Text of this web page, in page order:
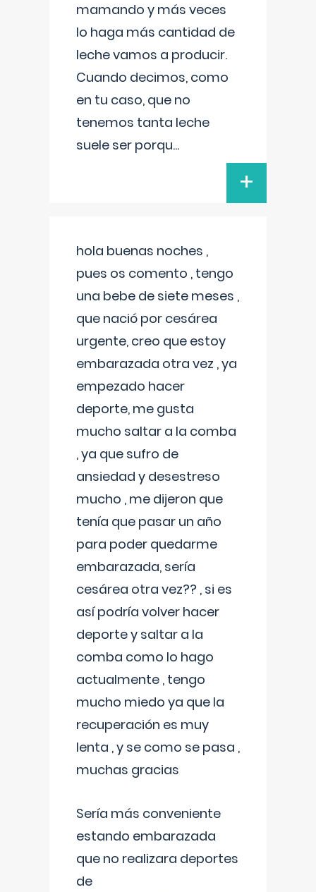
mamando y más veces
lo haga más cantidad de
leche vamos a producir.
Cuando decimos, como
en tu caso, que no
tenemos tanta leche
suele ser porqu...
+
hola buenas noches ,
pues os comento , tengo
una bebe de siete meses ,
que nació por cesárea
urgente, creo que estoy
embarazada otra vez , ya
empezado hacer
deporte, me gusta
mucho saltar a la comba
, ya que sufro de
ansiedad y desestreso
mucho , me dijeron que
tenía que pasar un año
para poder quedarme
embarazada, sería
cesárea otra vez?? , si es
así podría volver hacer
deporte y saltar a la
comba como lo hago
actualmente , tengo
mucho miedo ya que la
recuperación es muy
lenta , y se como se pasa ,
muchas gracias
Sería más conveniente
estando embarazada
que no realizara deportes
de